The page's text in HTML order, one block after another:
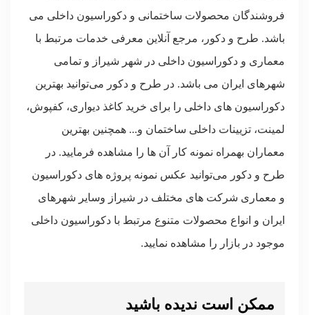
فروشندگان محصولات ساختمانی و دکوراسیون داخلی می
باشد. طرح و دکور، مرجع آنلاین معرفی خدمات مرتبط با
معماری و دکوراسیون داخلی در شهر شیراز و تمامی
شهرهای ایران می باشد. در طرح و دکور می‌توانید بهترین
دکوراسیون های داخلی را برای خرید کاغذ دیواری، کفپوش،
لمینت، تزیینات داخلی ساختمان و... همچنین بهترین
معماران بهمراه نمونه کار آن ها را مشاهده فرمایید. در
طرح و دکور می‌توانید عکس نمونه پروژه های دکوراسیون
و معماری شرکت های مختلف در شیراز وسایر شهرهای
ایران و انواع محصولات متنوع مرتبط با دکوراسیون داخلی
موجود در بازار را مشاهده نمایید.
ممکن است ندیده باشید